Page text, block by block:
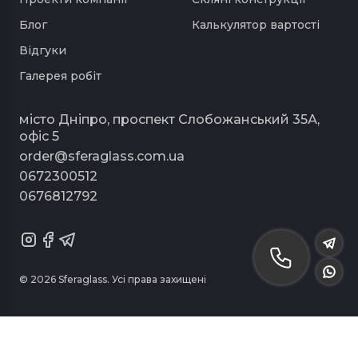
Розміри скла: 640*790, розміри дзеркала
500*650
Кріплення під монтаж.
Додаткові опції: малюнок на дзеркалі (логотип,
цитата), скляна поличка, підсвічування на стіну.
Блог
Відгуки
Галерея робіт
Калькулятор вартості
місто Дніпро, проспект Слобожанський 35А,
офіс 5
order@sferaglass.com.ua
0672300512
0676812792
© 2026 Sferaglass. Усі права захищені